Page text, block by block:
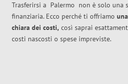
Trasferirsi a Palermo non è solo una
finanziaria. Ecco perché ti offriamo
chiara dei costi, così saprai
costi nascosti o spese impreviste.